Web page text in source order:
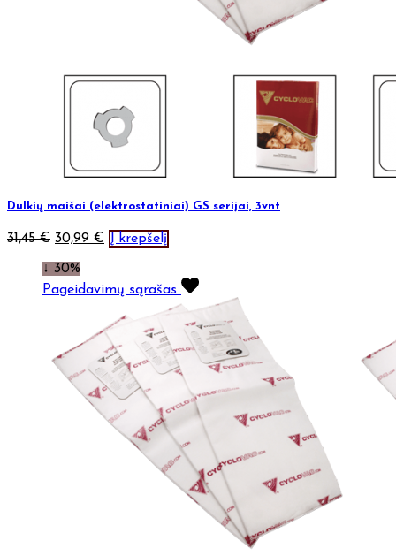
Dulkių maišai (elektrostatiniai) GS serijai, 3vnt
31,45€ 30,99 € Į krepšelį
↓ 30%
Pageidavimų sąrašas